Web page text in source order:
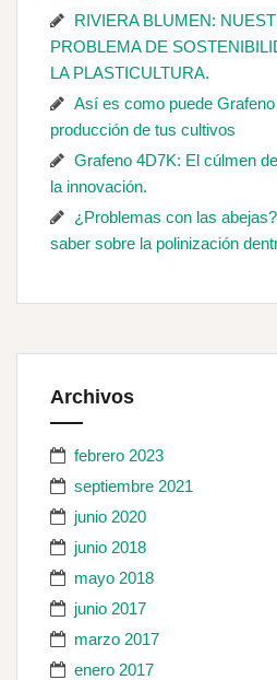
RIVIERA BLUMEN:
PROBLEMA DE
LA PLASTICULTURA.
Así es como puede
producción de tus cultivos
Grafeno 4D7K: El cúlmen
la innovación.
¿Problemas con las
saber sobre la polinización
Archivos
febrero 2023
septiembre 2021
junio 2020
junio 2018
mayo 2018
junio 2017
marzo 2017
enero 2017